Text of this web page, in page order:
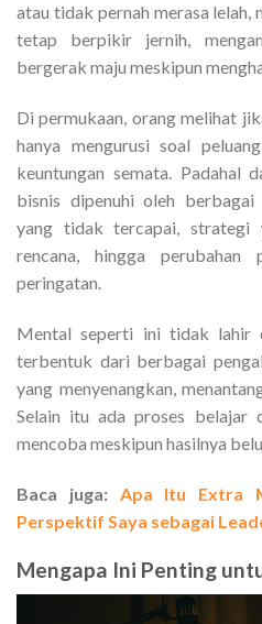
atau tidak pernah merasa lelah,
tetap berpikir jernih,
bergerak maju meskipun
Di permukaan, orang melihat
hanya mengurusi soal
keuntungan semata. Padahal
bisnis dipenuhi oleh
yang tidak tercapai, strategi
rencana, hingga
peringatan.
Mental seperti ini tidak lahir
terbentuk dari berbagai
yang menyenangkan,
Selain itu ada proses belajar
mencoba meskipun hasilnya
Baca juga: Apa Itu Extra
Perspektif Saya sebagai
Mengapa Ini Penting